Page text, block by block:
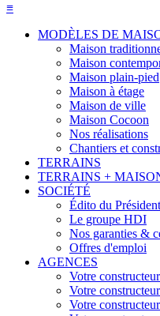
≡
MODÈLES DE
Maison
Maison
Maison plain-pied
Maison à étage
Maison de ville
Maison Cocoon
Nos réalisations
Chantiers et
TERRAINS
TERRAINS +
SOCIÉTÉ
Édito du Président
Le groupe HDI
Nos garanties &
Offres d'emploi
AGENCES
Votre
Votre
Votre